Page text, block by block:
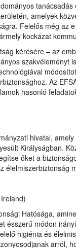
amelyek
Felelős még az
kockázat
kérésére – az
szakvéleményt
Az
hasonló
hivatal,
Királyságban.
őket a
élelmiszerbiztonság
Hatósága,
ésszerű módon
higiénia és
arról,